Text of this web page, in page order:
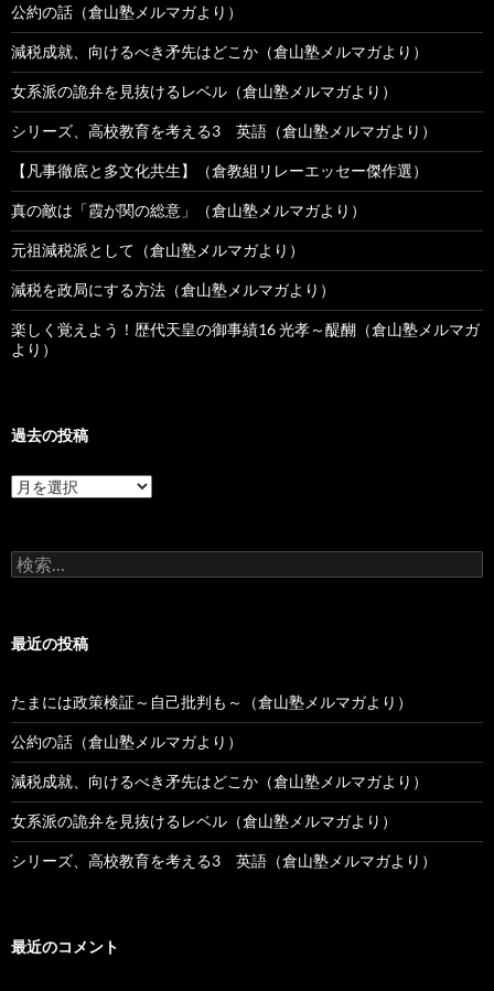
公約の話（倉山塾メルマガより）
減税成就、向けるべき矛先はどこか（倉山塾メルマガより）
女系派の詭弁を見抜けるレベル（倉山塾メルマガより）
シリーズ、高校教育を考える3 英語（倉山塾メルマガより）
【凡事徹底と多文化共生】（倉教組リレーエッセー傑作選）
真の敵は「霞が関の総意」（倉山塾メルマガより）
元祖減税派として（倉山塾メルマガより）
減税を政局にする方法（倉山塾メルマガより）
楽しく覚えよう！歴代天皇の御事績16 光孝～醍醐（倉山塾メルマガ
より）
過去の投稿
過
去
稿
検
索:
最近の投稿
たまには政策検証～自己批判も～（倉山塾メルマガより）
公約の話（倉山塾メルマガより）
減税成就、向けるべき矛先はどこか（倉山塾メルマガより）
女系派の詭弁を見抜けるレベル（倉山塾メルマガより）
シリーズ、高校教育を考える3 英語（倉山塾メルマガより）
最近のコメント